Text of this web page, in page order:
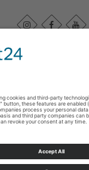
c/o FD 40 Kultur und
Bismarckstr. 15
58762
WasserEisenland e.